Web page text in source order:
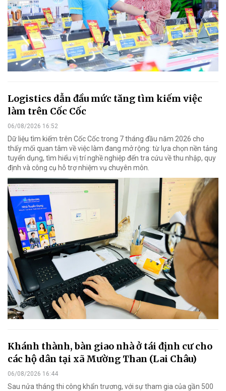
Logistics dẫn đầu mức tăng tìm kiếm việc
làm trên Cốc Cốc
06/08/2026 16:52
Dữ liệu tìm kiếm trên Cốc Cốc trong 7 tháng đầu năm 2026 cho
thấy mối quan tâm về việc làm đang mở rộng: từ lựa chọn nền tảng
tuyển dụng, tìm hiểu vị trí nghề nghiệp đến tra cứu về thu nhập, quy
định và công cụ hỗ trợ nhiệm vụ chuyên môn.
Khánh thành, bàn giao nhà ở tái định cư cho
các hộ dân tại xã Mường Than (Lai Châu)
06/08/2026 16:44
Sau nửa tháng thi công khẩn trương, với sự tham gia của gần 500